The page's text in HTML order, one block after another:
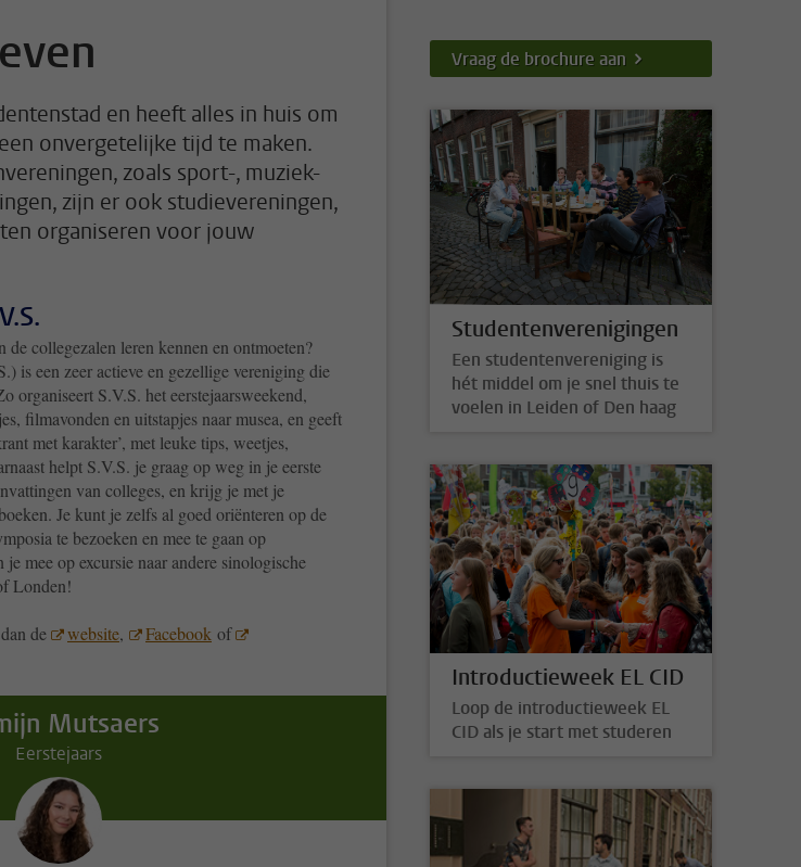
en heeft alles in huis om
onvergetelijke tijd te maken.
zoals sport-, muziek-
zijn er ook studievereningen,
organiseren voor jouw
collegezalen leren kennen en ontmoeten?
is een zeer actieve en gezellige vereniging die
organiseert S.V.S. het eerstejaarsweekend,
filmavonden en uitstapjes naar musea, en geeft
met karakter’, met leuke tips, weetjes,
helpt S.V.S. je graag op weg in je eerste
van colleges, en krijg je met je
Je kunt je zelfs al goed oriënteren op de
te bezoeken en mee te gaan op
mee op excursie naar andere sinologische
Londen!
de website, Facebook of
Mutsaers
Eerstejaars
Vraag de brochure aan
Studentenverenigingen
Een studentenvereniging is
hét middel om je snel thuis te
voelen in Leiden of Den haag
Introductieweek EL CID
Loop de introductieweek EL
CID als je start met studeren